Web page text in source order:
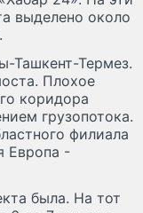
выделено около
Ташкент-Термез.
Плохое
коридора
грузопотока.
филиала
Европа -
была. На тот